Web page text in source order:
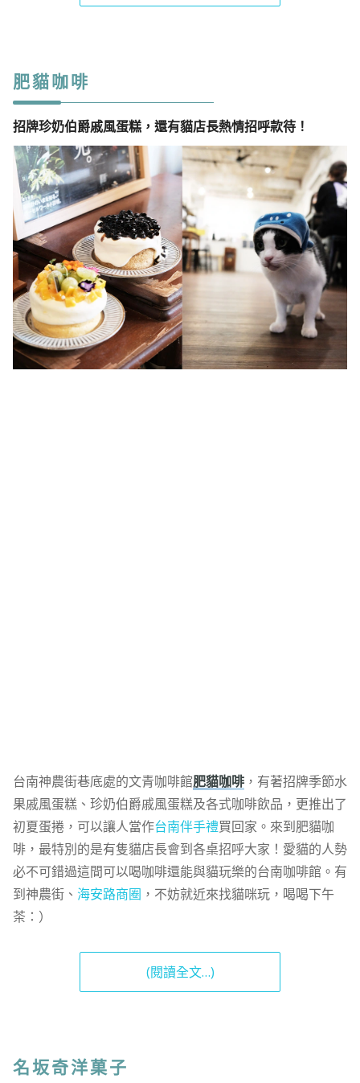
肥貓咖啡
招牌珍奶伯爵戚風蛋糕，還有貓店長熱情招呼款待！
台南神農街巷底處的文青咖啡館肥貓咖啡，有著招牌季節水
果戚風蛋糕、珍奶伯爵戚風蛋糕及各式咖啡飲品，更推出了
初夏蛋捲，可以讓人當作台南伴手禮買回家。來到肥貓咖
啡，最特別的是有隻貓店長會到各桌招呼大家！愛貓的人勢
必不可錯過這間可以喝咖啡還能與貓玩樂的台南咖啡館。有
到神農街、 海安路商圈 ，不妨就近來找貓咪玩，喝喝下午
茶：）
(閱讀全文…)
名坂奇洋菓子